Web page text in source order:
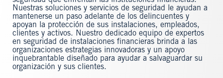
Nuestras soluciones y servicios de seguridad le ayudan a
mantenerse un paso adelante de los delincuentes y
apoyan la protección de sus instalaciones, empleados,
clientes y activos. Nuestro dedicado equipo de expertos
en seguridad de instalaciones financieras brinda a las
organizaciones estrategias innovadoras y un apoyo
inquebrantable diseñado para ayudar a salvaguardar su
organización y sus clientes.